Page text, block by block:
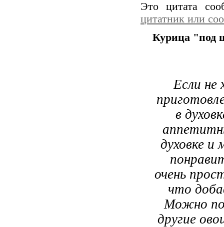
Это цитата
цитатник или
Курица "под
Если не
в
духовке и
очень
что
Можно
другие